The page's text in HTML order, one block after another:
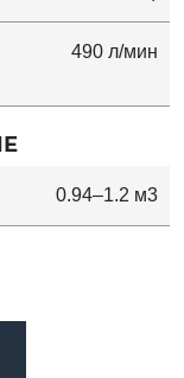
490 л/мин
0.94–1.2 м3